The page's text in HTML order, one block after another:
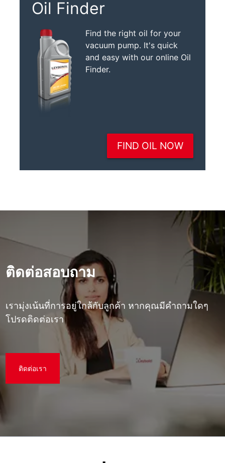
ติดต่อสอบถาม
เรามุ่งเน้นที่การอยู่ใกล้กับลูกค้า หากคุณมีคําถามใดๆ
โปรดติดต่อเรา
ติดต่อเรา